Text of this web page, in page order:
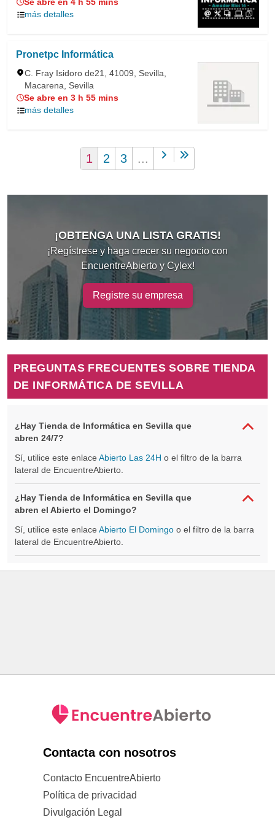
más detalles
Pronetpc Informática
C. Fray Isidoro de21, 41009, Sevilla,
Macarena, Sevilla
Se abre en 3 h 55 mins
más detalles
1 2 3 ...
¡OBTENGA UNA LISTA GRATIS!
¡Regístrese y haga crecer su negocio con
EncuentreAbierto y Cylex!
Registre su empresa
PREGUNTAS FRECUENTES SOBRE TIENDA
DE INFORMÁTICA DE SEVILLA
¿Hay Tienda de Informática en Sevilla que
abren 24/7?
Sí, utilice este enlace Abierto Las 24H o el filtro de la barra
lateral de EncuentreAbierto.
¿Hay Tienda de Informática en Sevilla que
abren el Abierto el Domingo?
Sí, utilice este enlace Abierto El Domingo o el filtro de la barra
lateral de EncuentreAbierto.
Contacta con nosotros
Contacto EncuentreAbierto
Política de privacidad
Divulgación Legal